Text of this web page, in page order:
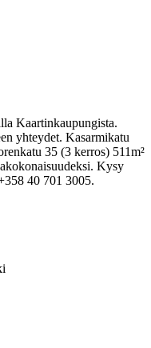
Kaartinkaupungista.
yhteydet. Kasarmikatu
35 (3 kerros) 511m²
Kysy
40 701 3005.